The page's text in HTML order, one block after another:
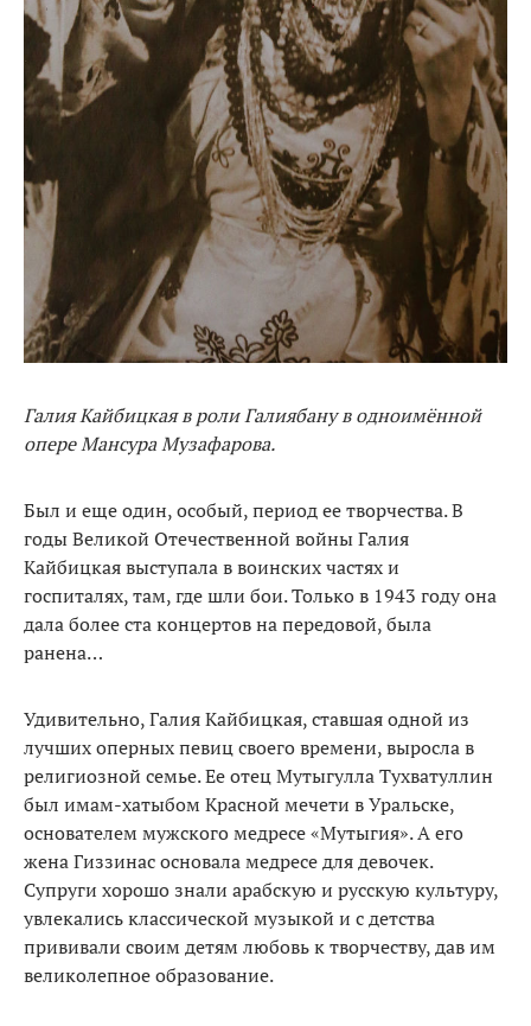
Галия Кайбицкая в роли Галиябану в одноимённой
опере Мансура Музафарова.
Был и еще один, особый, период ее творчества. В
годы Великой Отечественной войны Галия
Кайбицкая выступала в воинских частях и
госпиталях, там, где шли бои. Только в 1943 году она
дала более ста концертов на передовой, была
ранена…
Удивительно, Галия Кайбицкая, ставшая одной из
лучших оперных певиц своего времени, выросла в
религиозной семье. Ее отец Мутыгулла Тухватуллин
был имам-хатыбом Красной мечети в Уральске,
основателем мужского медресе «Мутыгия». А его
жена Гиззинас основала медресе для девочек.
Супруги хорошо знали арабскую и русскую культуру,
увлекались классической музыкой и с детства
прививали своим детям любовь к творчеству, дав им
великолепное образование.